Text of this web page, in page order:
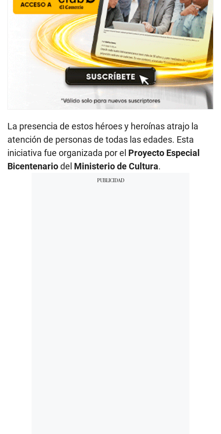
La presencia de estos héroes y heroínas atrajo la
atención de personas de todas las edades. Esta
iniciativa fue organizada por el Proyecto Especial
Bicentenariodel Ministerio de Cultura.